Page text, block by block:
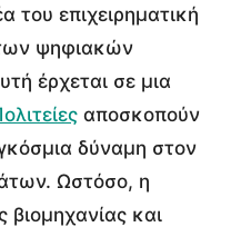
του επιχειρηματική
ψηφιακών
έρχεται σε μια
αποσκοπούν
δύναμη στον
Ωστόσο, η
και